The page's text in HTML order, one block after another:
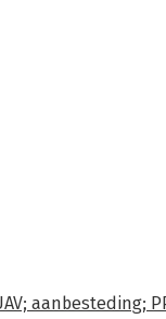
aanbesteding;